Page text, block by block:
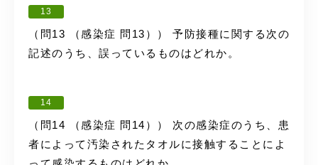
13
（問13 （感染症 問13）） 予防接種に関する次の
記述のうち、誤っているものはどれか。
14
（問14 （感染症 問14）） 次の感染症のうち、患
者によって汚染されたタオルに接触することによ